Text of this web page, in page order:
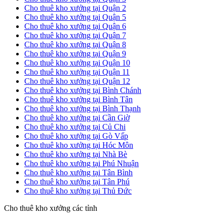
Cho thuê kho xưởng tại Quận 2
Cho thuê kho xưởng tại Quận 5
Cho thuê kho xưởng tại Quận 6
Cho thuê kho xưởng tại Quận 7
Cho thuê kho xưởng tại Quận 8
Cho thuê kho xưởng tại Quận 9
Cho thuê kho xưởng tại Quận 10
Cho thuê kho xưởng tại Quận 11
Cho thuê kho xưởng tại Quận 12
Cho thuê kho xưởng tại Bình Chánh
Cho thuê kho xưởng tại Bình Tân
Cho thuê kho xưởng tại Bình Thạnh
Cho thuê kho xưởng tại Cần Giờ
Cho thuê kho xưởng tại Củ Chi
Cho thuê kho xưởng tại Gò Vấp
Cho thuê kho xưởng tại Hóc Môn
Cho thuê kho xưởng tại Nhà Bè
Cho thuê kho xưởng tại Phú Nhuận
Cho thuê kho xưởng tại Tân Bình
Cho thuê kho xưởng tại Tân Phú
Cho thuê kho xưởng tại Thủ Đức
Cho thuê kho xưởng các tỉnh